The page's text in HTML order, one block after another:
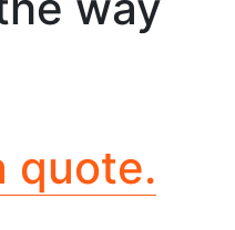
quote.